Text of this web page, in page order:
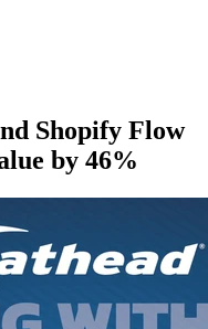
Shopify Flow
by 46%